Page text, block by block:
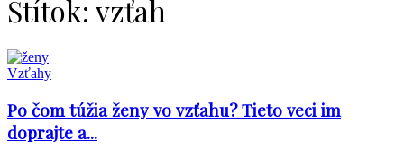
Štítok: vzťah
Vzťahy
Po čom túžia ženy vo vzťahu? Tieto veci im
doprajte a...